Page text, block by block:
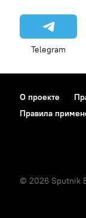
Telegram
О проекте
Правила
© 2026 Sputnik